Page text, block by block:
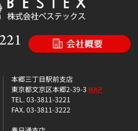
本郷三丁目駅前支店
東京都文京区本郷2-39-3 MAP
TEL. 03-3811-3221
FAX. 03-3811-3222